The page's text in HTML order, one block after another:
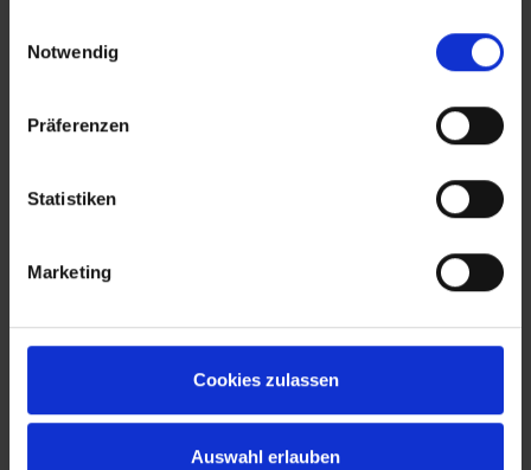
Notwendig
Präferenzen
Statistiken
Marketing
Cookies zulassen
Auswahl erlauben